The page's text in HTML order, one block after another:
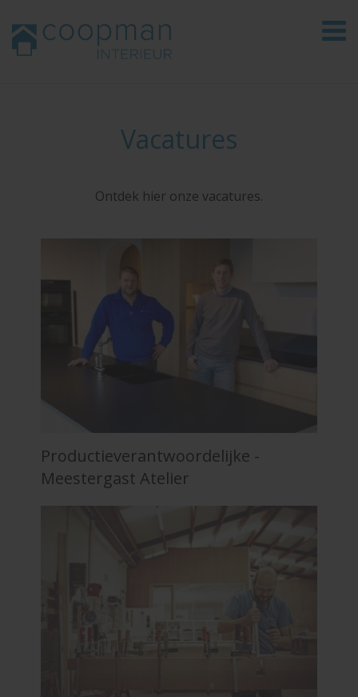
Vacatures
Ontdek hier onze vacatures.
Productieverantwoordelijke -
Meestergast Atelier